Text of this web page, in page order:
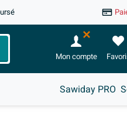
Mon compte
Sawiday PRO